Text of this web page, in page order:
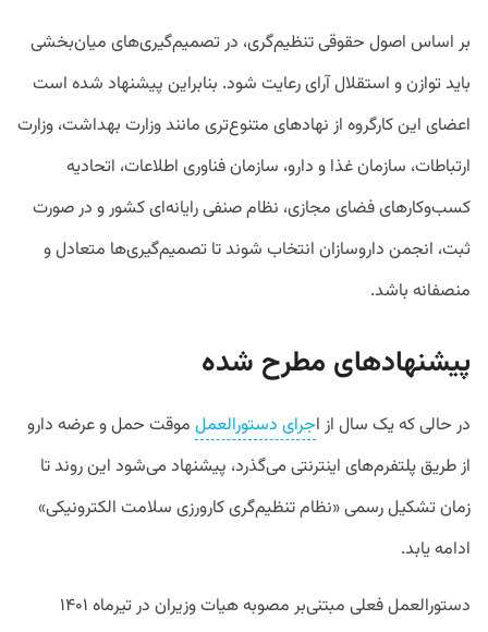
بر اساس اصول حقوقی تنظیم‌گری، در تصمیم‌گیری‌های میان‌بخشی
باید توازن و استقلال آرای رعایت شود. بنابراین پیشنهاد شده است
اعضای این کارگروه از نهادهای متنوع‌تری مانند وزارت بهداشت، وزارت
ارتباطات، سازمان غذا و دارو، سازمان فناوری اطلاعات، اتحادیه
کسب‌وکارهای فضای مجازی، نظام صنفی رایانه‌ای کشور و در صورت
ثبت، انجمن داروسازان انتخاب شوند تا تصمیم‌گیری‌ها متعادل و
منصفانه باشد.
پیشنهادهای مطرح شده
در حالی که یک سال از اجرای دستورالعمل موقت حمل و عرضه دارو
از طریق پلتفرم‌های اینترنتی می‌گذرد، پیشنهاد می‌شود این روند تا
زمان تشکیل رسمی «نظام تنظیم‌گری کارورزی سلامت الکترونیکی»
ادامه یابد.
دستورالعمل فعلی مبتنی‌بر مصوبه هیات وزیران در تیرماه ۱۴۰۱